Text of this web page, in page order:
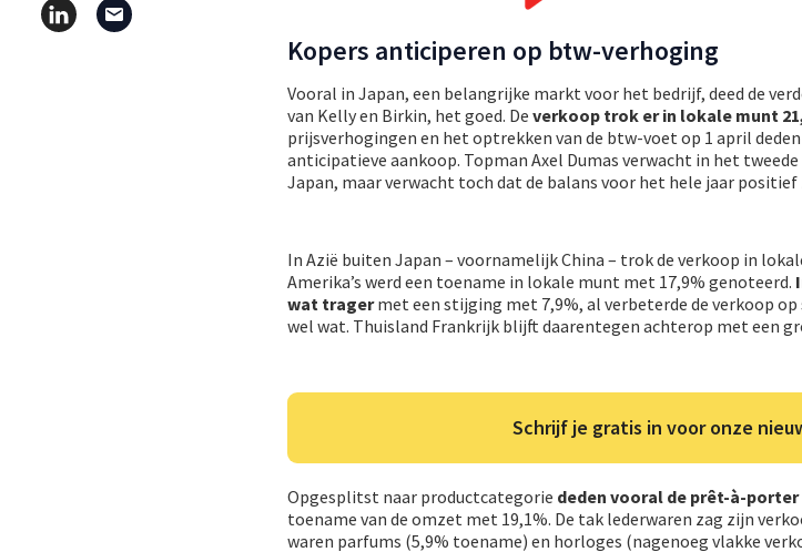
Kopers anticiperen op btw-verhoging
Vooral in Japan, een belangrijke markt voor het bedrijf, deed de
van Kelly en Birkin, het goed. De verkoop trok er in lokale munt
prijsverhogingen en het optrekken van de btw-voet op 1 april
anticipatieve aankoop. Topman Axel Dumas verwacht in het
Japan, maar verwacht toch dat de balans voor het hele jaar positief
In Azië buiten Japan – voornamelijk China – trok de verkoop in
Amerika’s werd een toename in lokale munt met 17,9% genoteerd.
wat tragermet een stijging met 7,9%, al verbeterde de verkoop
wel wat. Thuisland Frankrijk blijft daarentegen achterop met een
Schrijf je gratis in voor onze
Opgesplitst naar productcategorie deden vooral de prêt-à-
toename van de omzet met 19,1%. De tak lederwaren zag zijn
waren parfums (5,9% toename) en horloges (nagenoeg vlakke